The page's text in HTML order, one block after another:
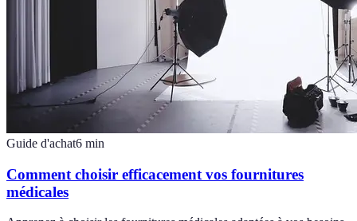
Guide d'achat6 min
Comment choisir efficacement vos fournitures
médicales